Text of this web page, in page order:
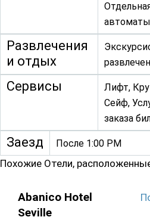
автоматы
Развлечения
и отдых
Сервисы
Лифт,
Сейф,
заказа
Заезд После 1:00 PM
Похожие Отели,
Abanico Hotel
Seville